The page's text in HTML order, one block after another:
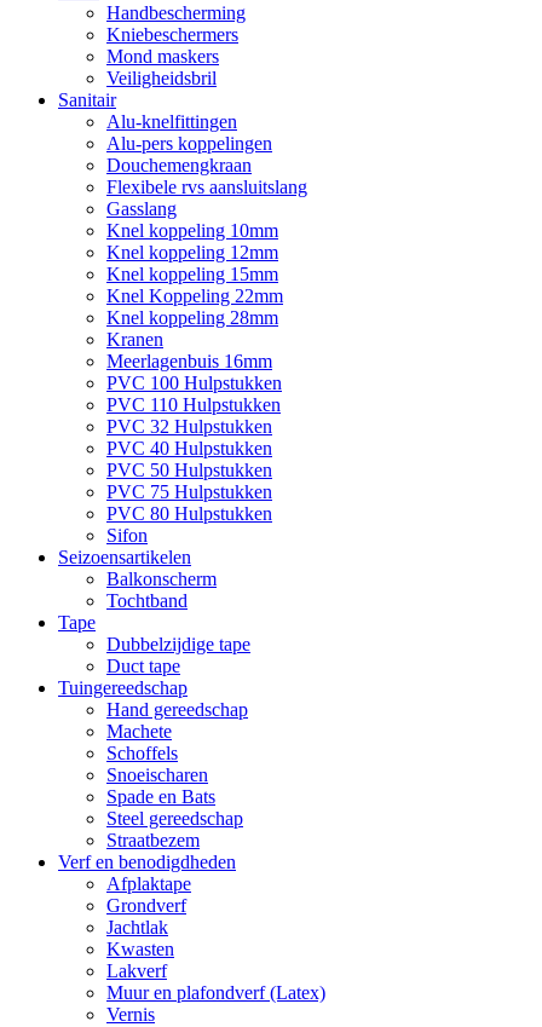
Handbescherming
Kniebeschermers
Mond maskers
Veiligheidsbril
Sanitair
Alu-knelfittingen
Alu-pers koppelingen
Douchemengkraan
Flexibele rvs aansluitslang
Gasslang
Knel koppeling 10mm
Knel koppeling 12mm
Knel koppeling 15mm
Knel Koppeling 22mm
Knel koppeling 28mm
Kranen
Meerlagenbuis 16mm
PVC 100 Hulpstukken
PVC 110 Hulpstukken
PVC 32 Hulpstukken
PVC 40 Hulpstukken
PVC 50 Hulpstukken
PVC 75 Hulpstukken
PVC 80 Hulpstukken
Sifon
Seizoensartikelen
Balkonscherm
Tochtband
Tape
Dubbelzijdige tape
Duct tape
Tuingereedschap
Hand gereedschap
Machete
Schoffels
Snoeischaren
Spade en Bats
Steel gereedschap
Straatbezem
Verf en benodigdheden
Afplaktape
Grondverf
Jachtlak
Kwasten
Lakverf
Muur en plafondverf (Latex)
Vernis